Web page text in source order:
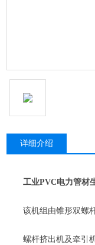
详细介绍
工业PVC电力管材生
该机组由锥形双螺杆
螺杆挤出机及牵引机